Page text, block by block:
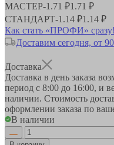
МАСТЕР-1.71 ₽1.71 ₽
СТАНДАРТ-1.14 ₽1.14 ₽
Как стать «ПРОФИ» сразу!
Доставим сегодня, от
Доставка
Доставка в день заказа
период с 8:00 до 16:00, и
наличии. Стоимость
оформлении заказа по
В наличии